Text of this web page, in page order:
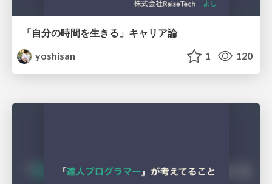
「自分の時間を生きる」キャリア論
yoshisan
1 120